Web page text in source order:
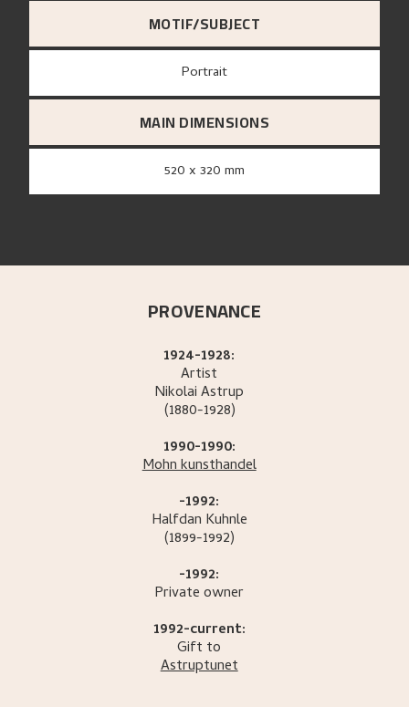
MOTIF/SUBJECT
Portrait
MAIN DIMENSIONS
520 x 320 mm
PROVENANCE
1924-1928:
Artist
NikolaiAstrup
(1880-1928)
1990-1990:
Mohn kunsthandel
-1992:
Halfdan Kuhnle
(1899-1992)
-1992:
Private owner
1992-current:
Gift to
Astruptunet